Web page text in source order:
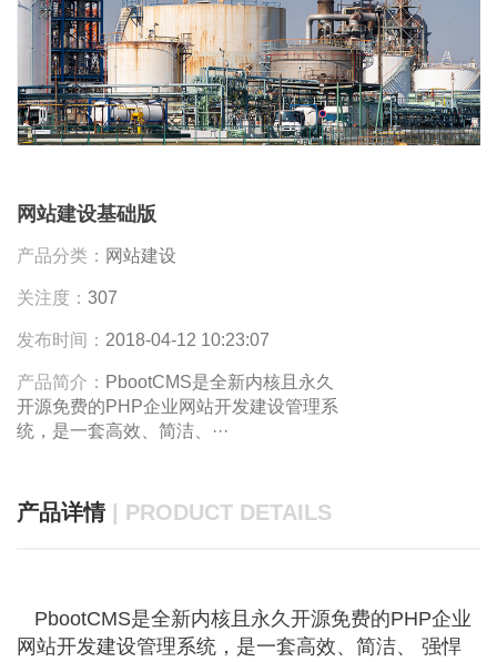
网站建设基础版
产品分类： 网站建设
关注度： 307
发布时间： 2018-04-12 10:23:07
产品简介： PbootCMS是全新内核且永久
开源免费的PHP企业网站开发建设管理系
统，是一套高效、简洁、···
产品详情| PRODUCT DETAILS
PbootCMS是全新内核且永久开源免费的PHP企业
网站开发建设管理系统，是一套高效、简洁、 强悍